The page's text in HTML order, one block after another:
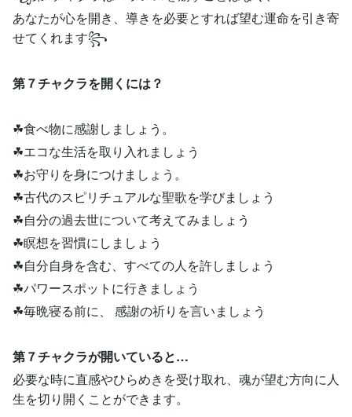
あなたが心を開き、導きを必要とすれば望む運命を引き寄
せてくれます꧂
第７チャクラを開くには？
☘食べ物に感謝しましょう。
☘エコな生活を取り入れましょう
☘お守りを身につけましょう。
☘古代のスピリチュアルな聖歌を学びましょう
☘自分の過去世について考えてみましょう
☘瞑想を習慣にしましょう
☘自分自身を含む、すべての人を許しましょう
☘パワースポットに行きましょう
☘毎晩寝る前に、 感謝の祈りを言いましょう
第７チャクラが開いていると…
必要な時に直感やひらめきを受け取れ、魂が望む方向に人
生を切り開くことができます。